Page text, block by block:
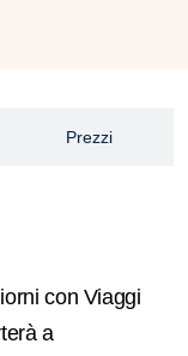
Prezzi
con Viaggi
a